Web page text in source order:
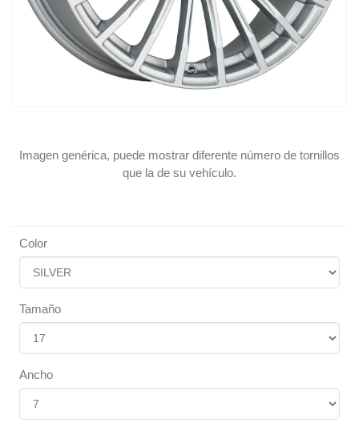
Imagen genérica, puede mostrar diferente número de tornillos
que la de su vehículo.
Color
Tamaño
Ancho